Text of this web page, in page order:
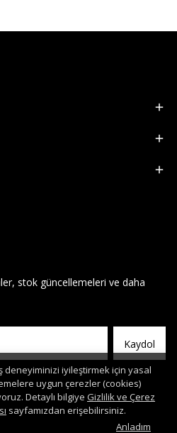
deneyiminizi iyileştirmek için yasal
uygun çerezler (cookies)
Detaylı bilgiye Gizlilik ve Çerez
sayfamızdan erişebilirsiniz.
Anladım
stok güncellemeleri ve daha
Kaydol